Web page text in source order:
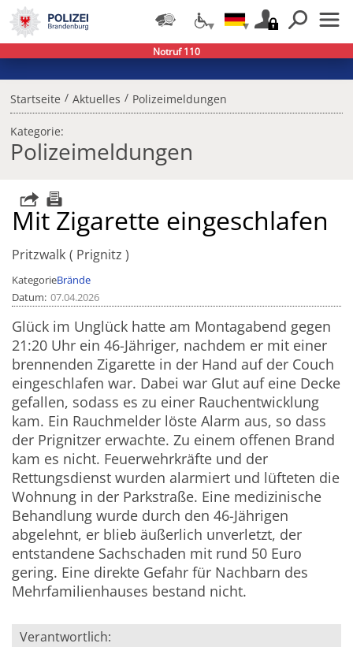
Startseite / Aktuelles / Polizeimeldungen
Kategorie:
Polizeimeldungen
Mit Zigarette eingeschlafen
Pritzwalk Prignitz
KategorieBrände
Datum 07.04.2026
Glück im Unglück hatte am Montagabend gegen
21:20 Uhr ein 46-Jähriger, nachdem er mit einer
brennenden Zigarette in der Hand auf der Couch
eingeschlafen war. Dabei war Glut auf eine Decke
gefallen, sodass es zu einer Rauchentwicklung
kam. Ein Rauchmelder löste Alarm aus, so dass
der Prignitzer erwachte. Zu einem offenen Brand
kam es nicht. Feuerwehrkräfte und der
Rettungsdienst wurden alarmiert und lüfteten die
Wohnung in der Parkstraße. Eine medizinische
Behandlung wurde durch den 46-Jährigen
abgelehnt, er blieb äußerlich unverletzt, der
entstandene Sachschaden mit rund 50 Euro
gering. Eine direkte Gefahr für Nachbarn des
Mehrfamilienhauses bestand nicht.
Verantwortlich:
Notruf 110